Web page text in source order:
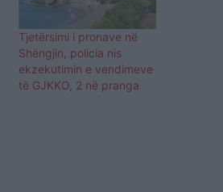
Tjetërsimi i pronave në
Shëngjin, policia nis
ekzekutimin e vendimeve
të GJKKO, 2 në pranga